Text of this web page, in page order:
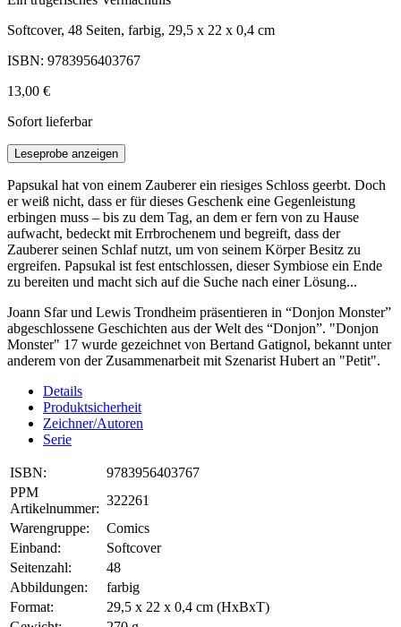
Softcover, 48 Seiten, farbig, 29,5 x 22 x 0,4 cm
ISBN: 9783956403767
13,00 €
Sofort lieferbar
Leseprobe anzeigen
Papsukal hat von einem Zauberer ein riesiges Schloss geerbt. Doch
er weiß nicht, dass er für dieses Geschenk eine Gegenleistung
erbingen muss – bis zu dem Tag, an dem er fern von zu Hause
aufwacht, bedeckt mit Errbrochenem und begreift, dass der
Zauberer seinen Schlaf nutzt, um von seinem Körper Besitz zu
ergreifen. Papsukal ist fest entschlossen, dieser Symbiose ein Ende
zu bereiten und macht sich auf die Suche nach einer Lösung...
Joann Sfar und Lewis Trondheim präsentieren in “Donjon Monster”
abgeschlossene Geschichten aus der Welt des “Donjon”. "Donjon
Monster" 17 wurde gezeichnet von Bertand Gatignol, bekannt unter
anderem von der Zusammenarbeit mit Szenarist Hubert an "Petit".
Details
Produktsicherheit
Zeichner/Autoren
Serie
ISBN:
9783956403767
PPM
Artikelnummer:
322261
Warengruppe:
Comics
Einband:
Softcover
Seitenzahl:
48
Abbildungen:
farbig
Format:
29,5 x 22 x 0,4 cm (HxBxT)